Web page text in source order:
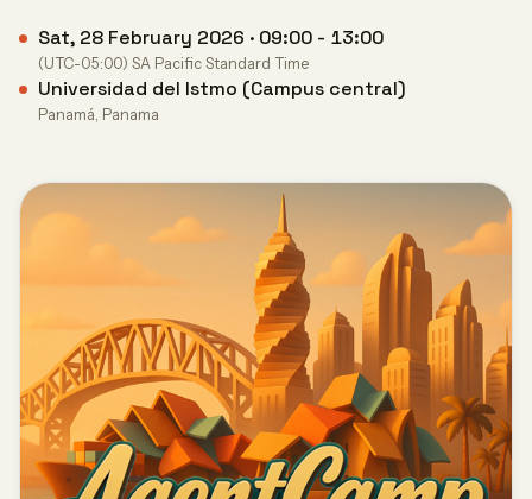
Sat, 28 February 2026 · 09:00 - 13:00
(UTC-05:00) SA Pacific Standard Time
Universidad del Istmo (Campus central)
Panamá, Panama